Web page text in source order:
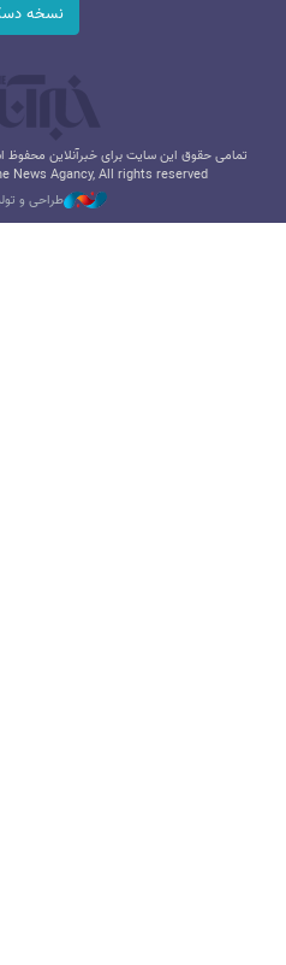
نسخه
تمامی حقوق این سایت برای خبرآنلاین محفوظ
News Agancy, All rights reserved
طراحی و